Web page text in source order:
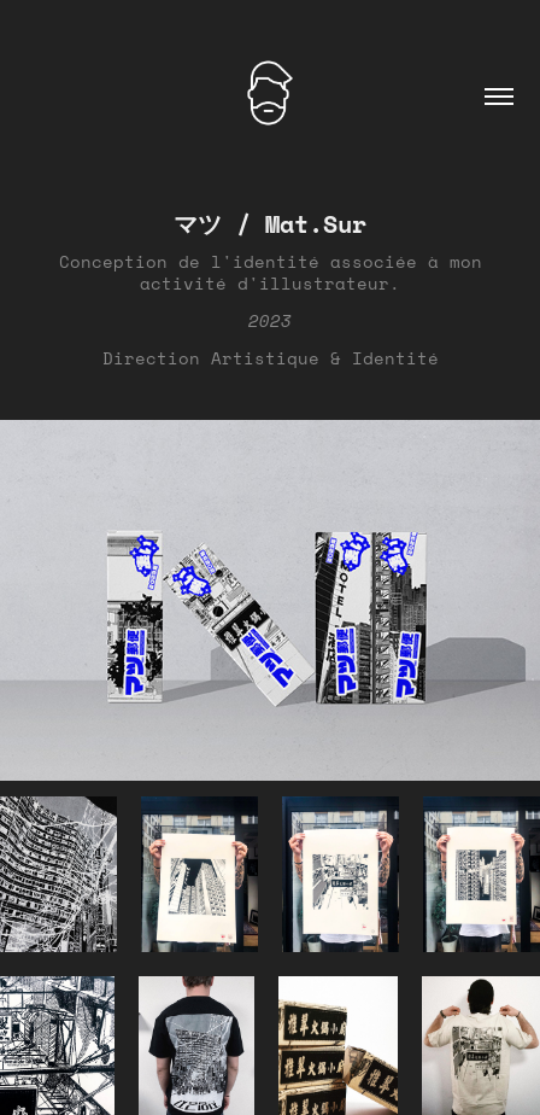
マツ / Mat.Sur
Conception de l'identité associée à mon
activité d'illustrateur.
2023
Direction Artistique & Identité